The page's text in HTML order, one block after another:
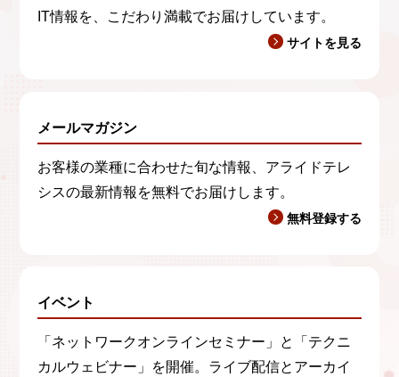
IT情報を、こだわり満載でお届けしています。
サイトを見る
メールマガジン
お客様の業種に合わせた旬な情報、アライドテレ
シスの最新情報を無料でお届けします。
無料登録する
イベント
「ネットワークオンラインセミナー」と「テクニ
カルウェビナー」を開催。ライブ配信とアーカイ